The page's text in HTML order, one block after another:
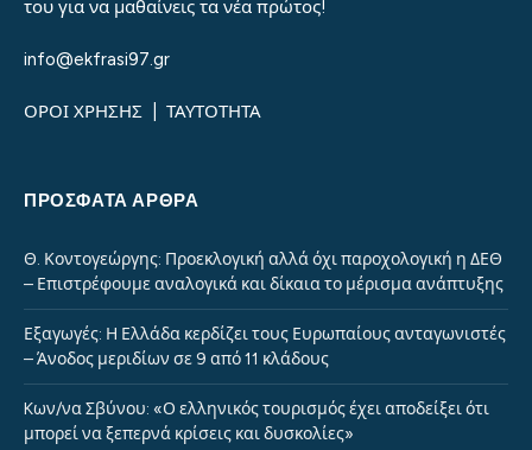
του για να μαθαίνεις τα νέα πρώτος!
info@ekfrasi97.gr
ΟΡΟΙ ΧΡΗΣΗΣ ΤΑΥΤΟΤΗΤΑ
ΠΡΌΣΦΑΤΑ ΆΡΘΡΑ
Θ. Κοντογεώργης: Προεκλογική αλλά όχι παροχολογική η ΔΕΘ
– Επιστρέφουμε αναλογικά και δίκαια το μέρισμα ανάπτυξης
Εξαγωγές: Η Ελλάδα κερδίζει τους Ευρωπαίους ανταγωνιστές
– Άνοδος μεριδίων σε 9 από 11 κλάδους
Kων/να Σβύνου: «Ο ελληνικός τουρισμός έχει αποδείξει ότι
μπορεί να ξεπερνά κρίσεις και δυσκολίες»